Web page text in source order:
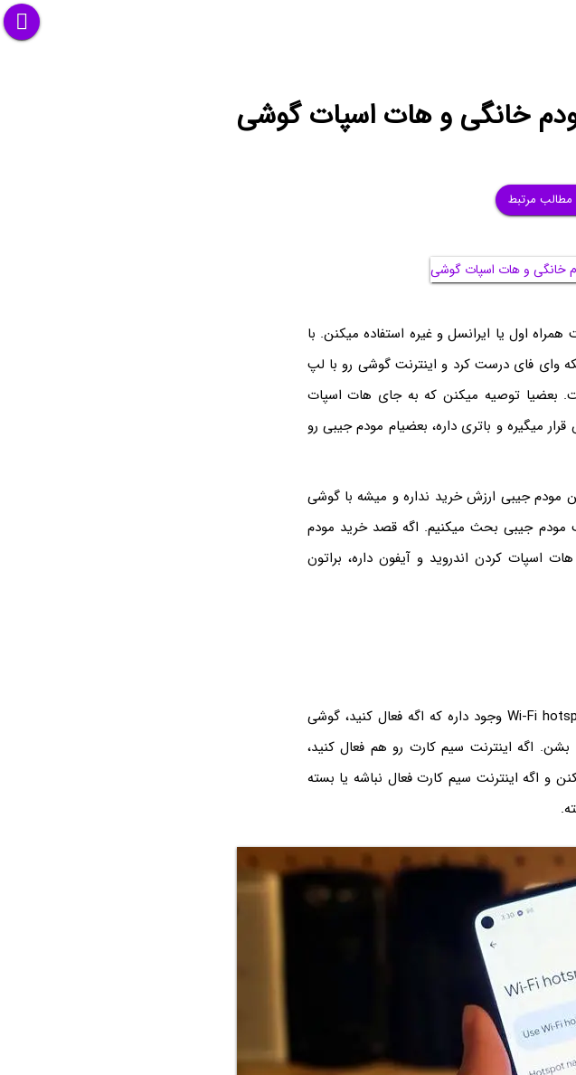
خانگی و هات اسپات گوشی
مطالب مرتبط
اول یا ایرانسل و غیره استفاده میکنن. با
وای فای درست کرد و اینترنت گوشی رو با لپ
بعضیا توصیه میکنن که به جای هات اسپات
میگیره و باتری داره، بعضیام مودم جیبی رو
مودم جیبی ارزش خرید نداره و میشه با گوشی
مودم جیبی بحث میکنیم. اگه قصد خرید مودم
اسپات کردن اندروید و آیفون داره، براتون
در اندروید و آیفون گزینه ای به اسم Mobile Hotspot یا Wi-Fi hotspot وجود داره که اگه فعال کنید، گوشی
اگه اینترنت سیم کارت رو هم فعال کنید،
و اگه اینترنت سیم کارت فعال نباشه یا بسته